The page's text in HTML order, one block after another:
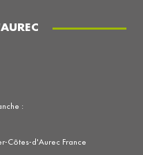
Côtes-d'Aurec France
: